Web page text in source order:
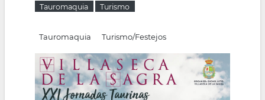
navegación
Tauromaquia Turismo
Tauromaquia Turismo/Festejos